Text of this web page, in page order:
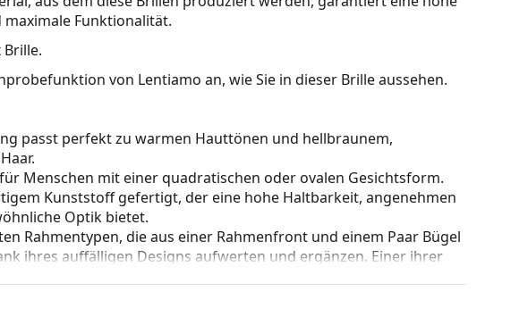
Funktionalität.
Brille.
von Lentiamo an, wie Sie in dieser Brille aussehen.
passt perfekt zu warmen Hauttönen und hellbraunem,
Menschen mit einer quadratischen oder ovalen Gesichtsform.
Kunststoff gefertigt, der eine hohe Haltbarkeit, angenehmen
Optik bietet.
Rahmentypen, die aus einer Rahmenfront und einem Paar Bügel
ihres auffälligen Designs aufwerten und ergänzen. Einer ihrer
Dieser Rahmentyp ist für alle Gläser geeignet, auch für